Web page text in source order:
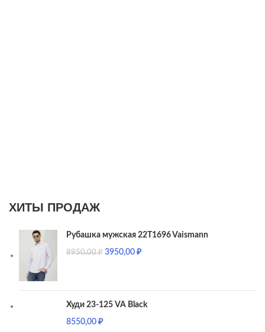
ХИТЫ ПРОДАЖ
Рубашка мужская 22T1696 Vaismann
8950,00₽ 3950,00₽
Худи 23-125 VA Black
8550,00₽